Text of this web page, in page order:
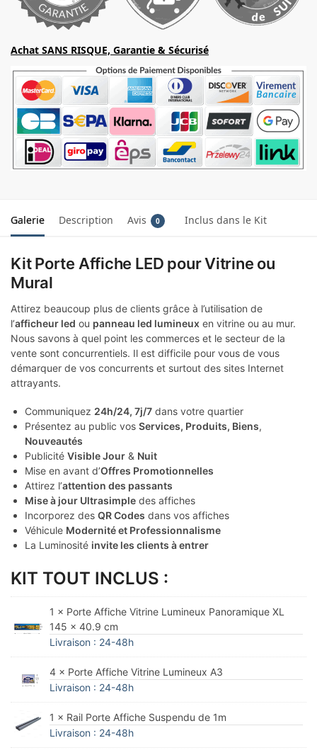
Achat SANS RISQUE, Garantie & Sécurisé
Galerie Description Avis 0 Inclus dans le Kit
Kit Porte Affiche LED pour Vitrine ou
Mural
Attirez beaucoup plus de clients grâce à l’utilisation de
l’afficheur led ou panneau led lumineux en vitrine ou au mur.
Nous savons à quel point les commerces et le secteur de la
vente sont concurrentiels. Il est difficile pour vous de vous
démarquer de vos concurrents et surtout des sites Internet
attrayants.
Communiquez 24h/24, 7j/7 dans votre quartier
Présentez au public vos Services, Produits, Biens,
Nouveautés
Publicité Visible Jour & Nuit
Mise en avant d’Offres Promotionnelles
Attirez l’attention des passants
Mise à jour Ultrasimple des affiches
Incorporez des QR Codes dans vos affiches
Véhicule Modernité et Professionnalisme
La Luminosité invite les clients à entrer
KIT TOUT INCLUS :
1 × Porte Affiche Vitrine Lumineux Panoramique XL
145 x 40.9 cm
Livraison : 24-48h
4 × Porte Affiche Vitrine Lumineux A3
Livraison : 24-48h
1 × Rail Porte Affiche Suspendu de 1m
Livraison : 24-48h